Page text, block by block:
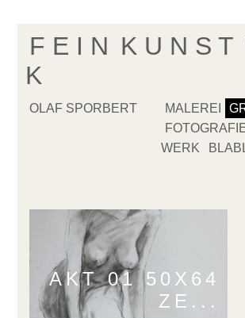
F E I N K U N S T
K
OLAF SPORBERT MALEREI
WERK
AKT 01 50X64
ZE...